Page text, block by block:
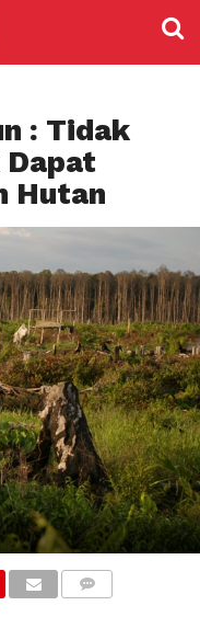
: Tidak
Dapat
Hutan